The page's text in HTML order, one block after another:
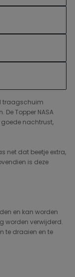
traagschuim
Topper NASA
nachtrust,
net dat beetje extra,
is deze
en kan worden
worden verwijderd.
te draaien en te